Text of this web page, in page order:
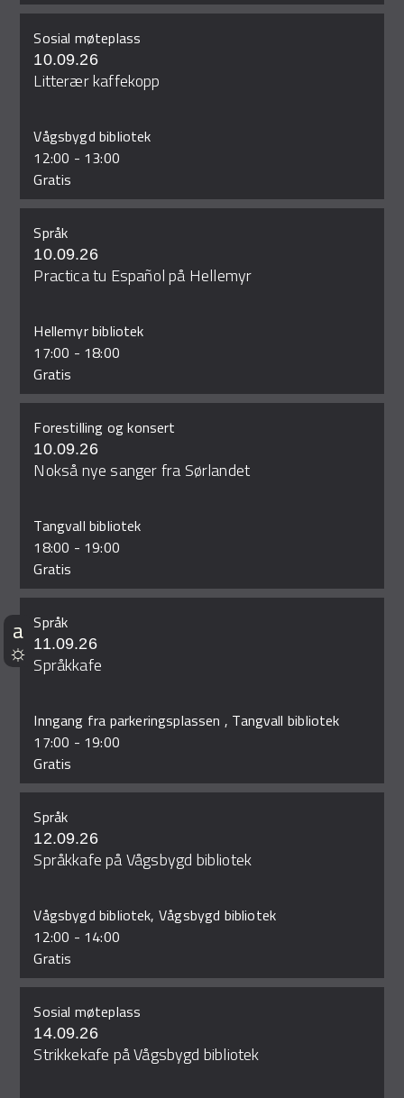
Sosial møteplass
10.09.26
Litterær kaffekopp
Vågsbygd bibliotek
12:00 - 13:00
Gratis
Språk
10.09.26
Practica tu Español på Hellemyr
Hellemyr bibliotek
17:00 - 18:00
Gratis
Forestilling og konsert
10.09.26
Nokså nye sanger fra Sørlandet
Tangvall bibliotek
18:00 - 19:00
Gratis
Språk
11.09.26
Språkkafe
Inngang fra parkeringsplassen , Tangvall bibliotek
17:00 - 19:00
Gratis
Språk
12.09.26
Språkkafe på Vågsbygd bibliotek
Vågsbygd bibliotek, Vågsbygd bibliotek
12:00 - 14:00
Gratis
Sosial møteplass
14.09.26
Strikkekafe på Vågsbygd bibliotek